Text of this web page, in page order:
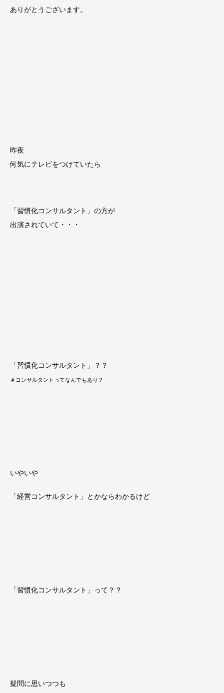
ありがとうございます。
昨夜
何気にテレビをつけていたら
「習慣化コンサルタント」の方が
出演されていて・・・
「習慣化コンサルタント」？？
＃コンサルタントってなんでもあり？
いやいや
「経営コンサルタント」とかならわかるけど
「習慣化コンサルタント」って？？
疑問に思いつつも